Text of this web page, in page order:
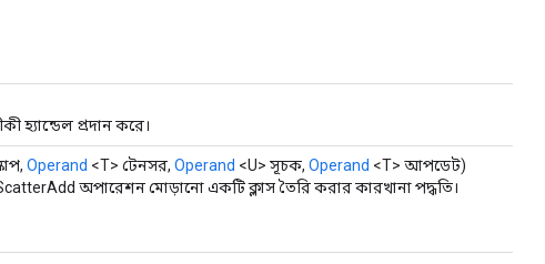
হ্যান্ডেল প্রদান করে।
Operand <T> টেনসর, Operand <U> সূচক, Operand <T> আপডেট)
অপারেশন মোড়ানো একটি ক্লাস তৈরি করার কারখানা পদ্ধতি।